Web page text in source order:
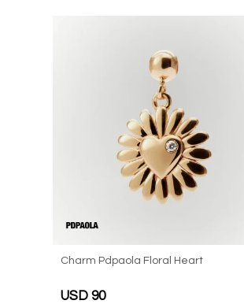
Charm Pdpaola Floral Heart
USD 90